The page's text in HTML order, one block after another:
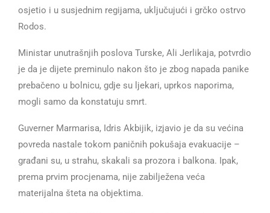
osjetio i u susjednim regijama, uključujući i grčko ostrvo
Rodos.
Ministar unutrašnjih poslova Turske, Ali Jerlikaja, potvrdio
je da je dijete preminulo nakon što je zbog napada panike
prebačeno u bolnicu, gdje su ljekari, uprkos naporima,
mogli samo da konstatuju smrt.
Guverner Marmarisa, Idris Akbijik, izjavio je da su većina
povreda nastale tokom paničnih pokušaja evakuacije –
građani su, u strahu, skakali sa prozora i balkona. Ipak,
prema prvim procjenama, nije zabilježena veća
materijalna šteta na objektima.